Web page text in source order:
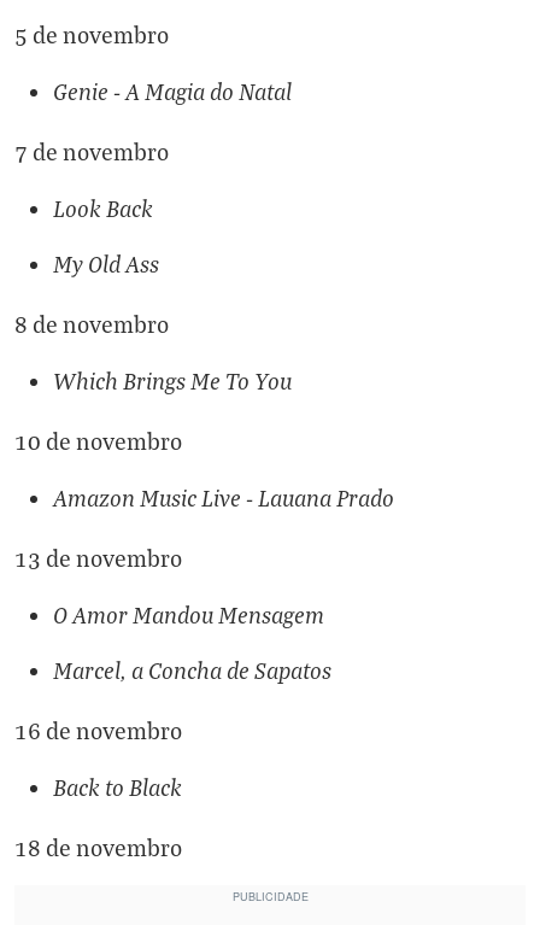
5 de novembro
Genie - A Magia do Natal
7 de novembro
Look Back
My Old Ass
8 de novembro
Which Brings Me To You
10 de novembro
Amazon Music Live - Lauana Prado
13 de novembro
O Amor Mandou Mensagem
Marcel, a Concha de Sapatos
16 de novembro
Back to Black
18 de novembro